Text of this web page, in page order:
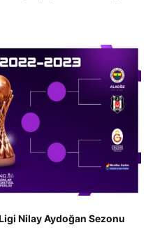
Nilay Aydoğan Sezonu